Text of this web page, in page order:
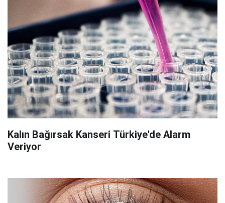
Kalın Bağırsak Kanseri Türkiye'de Alarm
Veriyor